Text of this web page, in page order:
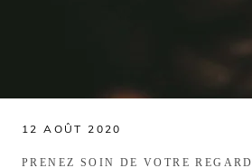
12 AOÛT 2020
PRENEZ SOIN DE VOTRE REGARD